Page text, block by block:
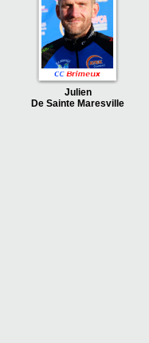
Julien
De Sainte Maresville